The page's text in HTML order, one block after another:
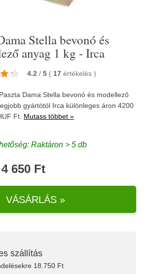
Stella bevonó és
anyag 1 kg - Irca
4.2 / 5 ( 17 értékelés )
Dama Stella bevonó és modellező
gyártótól Irca különleges áron 4200
Ft. Mutass többet »
Raktáron > 5 db
4 650 Ft
VÁSÁRLÁS »
szállítás
18.750 Ft